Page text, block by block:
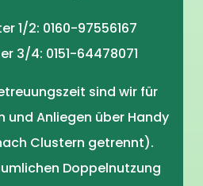
1/2: 0160-97556167
3/4: 0151-64478071
sind wir für
und Anliegen über Handy
Clustern getrennt).
Doppelnutzung